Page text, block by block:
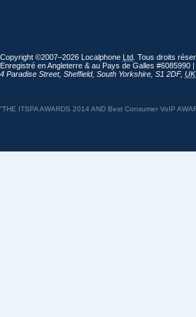
Copyright ©2007–2026 Localphone Ltd . Tous droits
Enregistré en Angleterre & au Pays de Galles #6085990 |
4 Paradise Street, Sheffield, South Yorkshire S1 2DF, UK
“THE ITSPA AWARDS 2014 AND Best Consumer VoIP